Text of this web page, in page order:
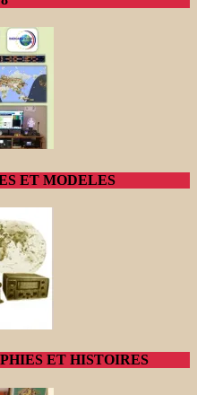
ET MODELES
ET HISTOIRES